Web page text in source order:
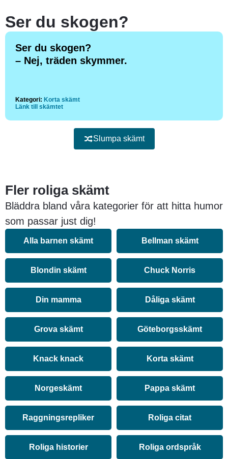
Ser du skogen?
Ser du skogen?
– Nej, träden skymmer.
Kategori: Korta skämt
Länk till skämtet
Slumpa skämt
Fler roliga skämt
Bläddra bland våra kategorier för att hitta humor
som passar just dig!
Alla barnen skämt Bellman skämt
Blondin skämt Chuck Norris
Din mamma Dåliga skämt
Grova skämt Göteborgsskämt
Knack knack Korta skämt
Norgeskämt Pappa skämt
Raggningsrepliker Roliga citat
Roliga historier Roliga ordspråk